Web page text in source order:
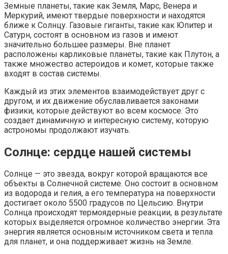
Земные планеты, такие как Земля, Марс, Венера и
Меркурий, имеют твердые поверхности и находятся
ближе к Солнцу. Газовые гиганты, такие как Юпитер и
Сатурн, состоят в основном из газов и имеют
значительно большее размеры. Вне планет
расположены карликовые планеты, такие как Плутон, а
также множество астероидов и комет, которые также
входят в состав системы.
Каждый из этих элементов взаимодействует друг с
другом, и их движение обуславливается законами
физики, которые действуют во всем космосе. Это
создает динамичную и интересную систему, которую
астрономы продолжают изучать.
Солнце: сердце нашей системы
Солнце — это звезда, вокруг которой вращаются все
объекты в Солнечной системе. Оно состоит в основном
из водорода и гелия, а его температура на поверхности
достигает около 5500 градусов по Цельсию. Внутри
Солнца происходят термоядерные реакции, в результате
которых выделяется огромное количество энергии. Эта
энергия является основным источником света и тепла
для планет, и она поддерживает жизнь на Земле.